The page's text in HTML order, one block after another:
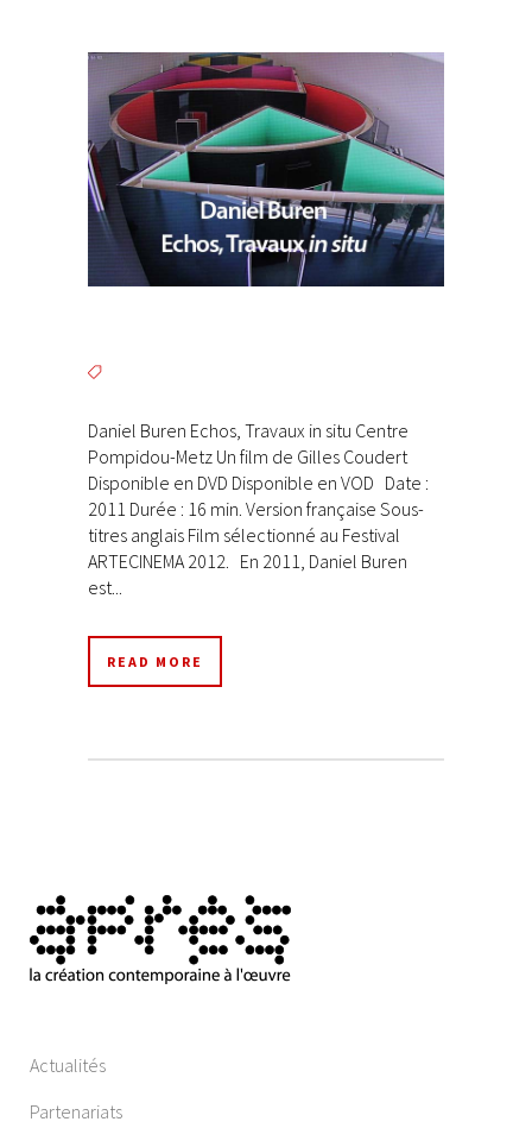
Daniel Buren Echos, Travaux in situ Centre
Pompidou-Metz Un film de Gilles Coudert
Disponible en DVD Disponible en VOD Date :
2011 Durée : 16 min. Version française Sous-
titres anglais Film sélectionné au Festival
ARTECINEMA 2012. En 2011, Daniel Buren
est...
READ MORE
Actualités
Partenariats